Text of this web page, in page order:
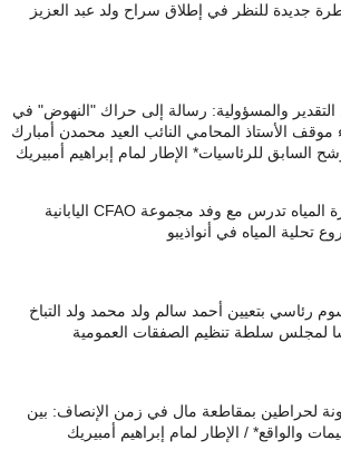
جديدة للنظر في إطلاق سراح ولد عبد العزيز
التقدير والمسؤولية: رسالة إلى حراك "النهوض" في
الأستاذ المحامي النائب العيد محمدن أمبارك
السابق للرئاسيات* الإطار لمام إبراهيم أمبيريك
وزيرة المياه تدرس مع وفد مجموعة CFAO اليابانية
تحلية المياه في أنواذيبو
رئاسي بتعيين أحمد سالم ولد محمد ولد التباخ
لمجلس سلطة تنظيم الصفقات العمومية
لحراطين بمقاطعة مال في زمن الإنصاف: بين
والواقع* / الإطار لمام إبراهيم أمبيريك